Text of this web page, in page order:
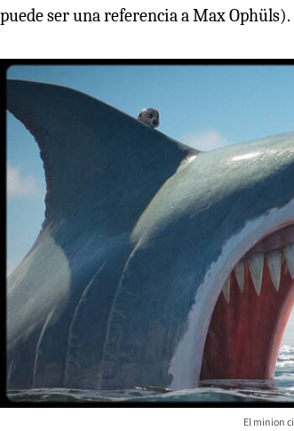
puede ser una referencia a Max Ophüls).
El minion